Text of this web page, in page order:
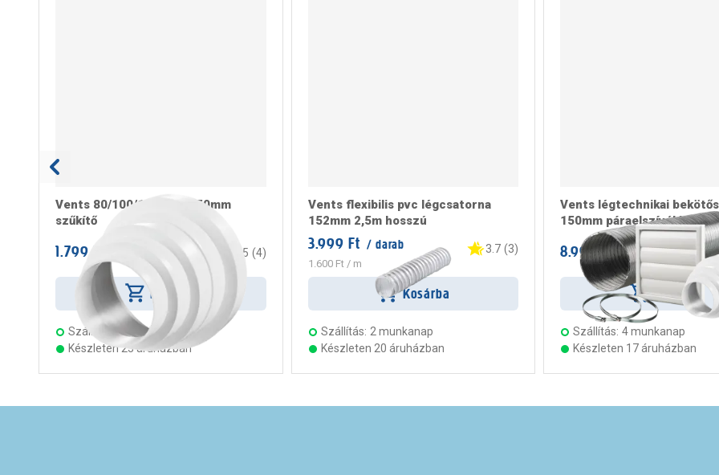
Vents 80/100/120/125/150mm
szűkítő
1.799 Ft 5 (4)
Kosárba
Szállítás:
2 munkanap
Készleten 23 áruházban
Vents flexibilis pvc légcsatorna
152mm 2,5m hosszú
3.999 Ft / darab
1.600 Ft/ m
3.7 (3)
Kosárba
Szállítás: 2 munkanap
Készleten 20 áruházban
Vents légtechnikai
150mm páraelszívókhoz
8.999 Ft / darab
Kosárba
Szállítás: 4 munkanap
Készleten 17 áruházban